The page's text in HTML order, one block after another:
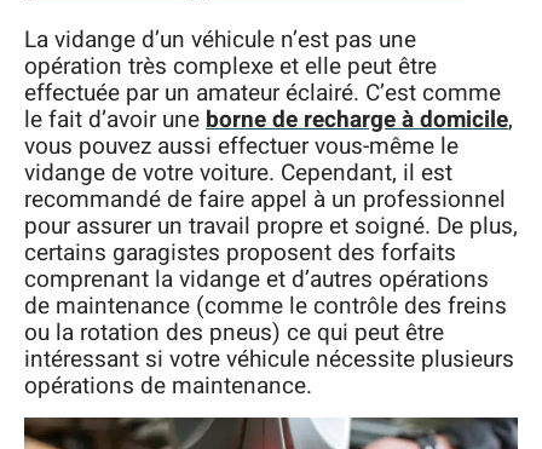
La vidange d’un véhicule n’est pas une
opération très complexe et elle peut être
effectuée par un amateur éclairé. C’est comme
le fait d’avoir uneborne de recharge à domicile,
vous pouvez aussi effectuer vous-même le
vidange de votre voiture. Cependant, il est
recommandé de faire appel à un professionnel
pour assurer un travail propre et soigné. De plus,
certains garagistes proposent des forfaits
comprenant la vidange et d’autres opérations
de maintenance (comme le contrôle des freins
ou la rotation des pneus) ce qui peut être
intéressant si votre véhicule nécessite plusieurs
opérations de maintenance.